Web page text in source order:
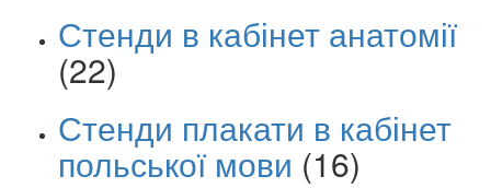
Стенди в кабінет анатомії
(22)
Стенди плакати в кабінет
польської мови (16)